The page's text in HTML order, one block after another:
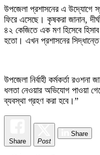
উপজেলা প্রশাসনের এ উদ্যোগে
ফিরে এসেছে। কৃষকরা জানান,
৪২ কেজিতে এক মণ হিসেবে
হতো। এখন প্রশাসনের
উপজেলা নির্বাহী কর্মকর্তা
ধলতা নেওয়ার অভিযোগ পাওয়া
ব্যবস্থা গ্রহণ করা হবে।”
Share Post
Share